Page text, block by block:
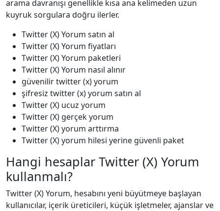
arama davranışı genellikle kısa ana kelimeden uzun
kuyruk sorgulara doğru ilerler.
Twitter (X) Yorum satın al
Twitter (X) Yorum fiyatları
Twitter (X) Yorum paketleri
Twitter (X) Yorum nasıl alınır
güvenilir twitter (x) yorum
şifresiz twitter (x) yorum satın al
Twitter (X) ucuz yorum
Twitter (X) gerçek yorum
Twitter (X) yorum arttırma
Twitter (X) yorum hilesi yerine güvenli paket
Hangi hesaplar Twitter (X) Yorum
kullanmalı?
Twitter (X) Yorum, hesabını yeni büyütmeye başlayan
kullanıcılar, içerik üreticileri, küçük işletmeler, ajanslar ve